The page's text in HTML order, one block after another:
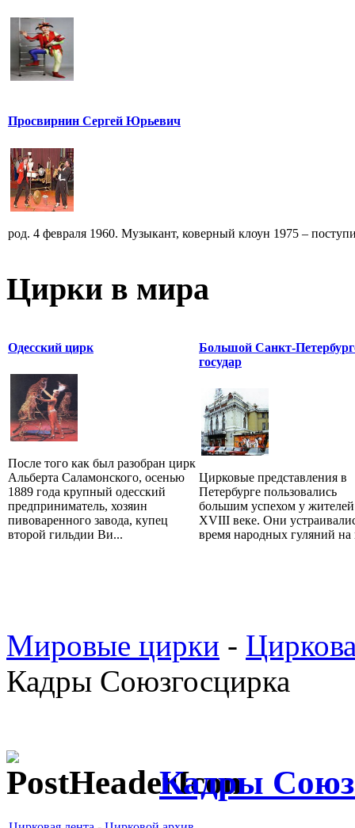
Просвирнин Сергей Юрьевич
род. 4 февраля 1960. Музыкант, коверный клоун 1975 –
Цирки в мира
Одесский цирк
После того как был разобран цирк
Альберта Саламонского, осенью
1889 года крупный одесский
предприниматель, хозяин
пивоваренного завода, купец
второй гильдии Ви...
Большой Санкт-
государ
Цирковые представления в
Петербурге пользовались
большим успехом у
XVIII веке. Они
время народных гуляний на
Мировые цирки -
Кадры Союзгосцирка
Кадры